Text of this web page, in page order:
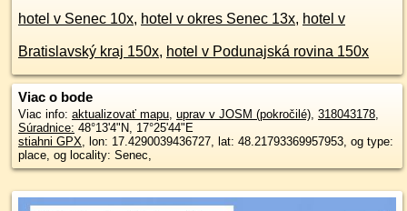
hotel v Senec 10x, hotel v okres Senec 13x, hotel v
Bratislavský kraj 150x, hotel v Podunajská rovina 150x
Viac o bode
Viac info: aktualizovať mapu, uprav v JOSM (pokročilé), 318043178,
Súradnice: 48°13'4"N, 17°25'44"E
stiahni GPX, lon: 17.4290039436727, lat: 48.21793369957953, og type:
place, og locality: Senec,